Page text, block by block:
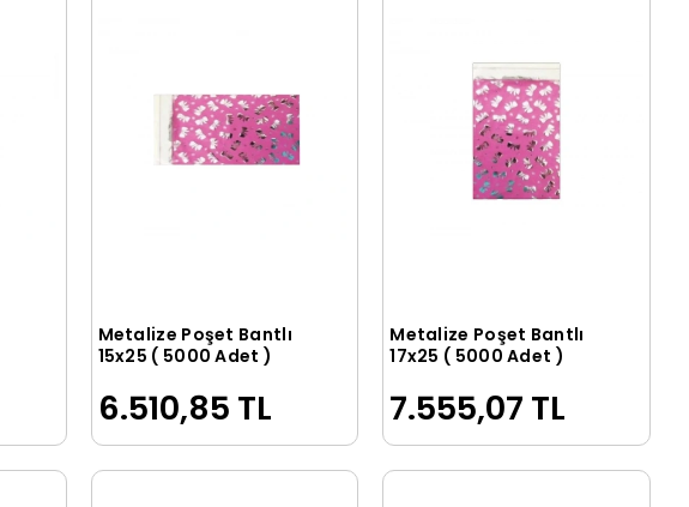
Sepete Ekle
Metalize Poşet Bantlı
15x25 ( 5000 Adet )
6.510,85 TL
Sepete Ekle
Metalize Poşet Bantlı
17x25 ( 5000 Adet )
7.555,07 TL